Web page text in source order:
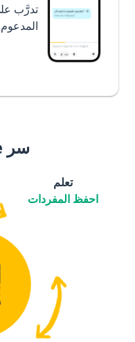
تدرَّب
سر Memrise
تعلم
احفظ المفردات